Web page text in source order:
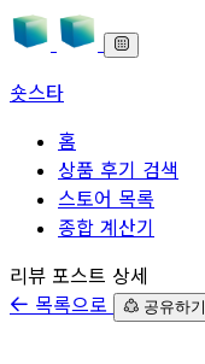
숏스타
홈
상품 후기 검색
스토어 목록
종합 계산기
본문으로 바로가기
리뷰 포스트 상세
목록으로
공유하기